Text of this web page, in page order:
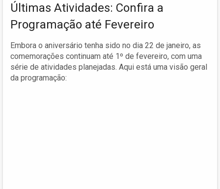
Últimas Atividades: Confira a
Programação até Fevereiro
Embora o aniversário tenha sido no dia 22 de janeiro, as
comemorações continuam até 1º de fevereiro, com uma
série de atividades planejadas. Aqui está uma visão geral
da programação: